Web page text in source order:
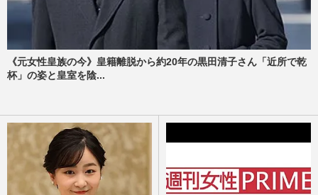
《元女性皇族の今》皇籍離脱から約20年の黒田清子さん「近所で乾
杯」の姿と皇室を陰...